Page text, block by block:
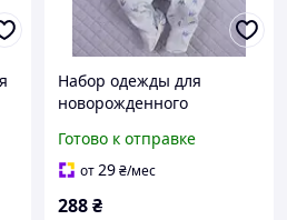
Набор одежды для
новорожденного
+ шапочка) рост 56 см
Принц Lari Голубой
Готово к отправке
от29₴/мес
288₴